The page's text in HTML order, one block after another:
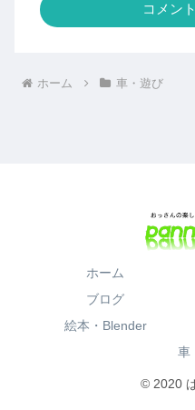
コメン
ホーム 車・遊び
ホーム
ブログ
絵本・Blender
車
© 2020